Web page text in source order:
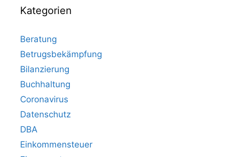
Kategorien
Beratung
Betrugsbekämpfung
Bilanzierung
Buchhaltung
Coronavirus
Datenschutz
DBA
Einkommensteuer